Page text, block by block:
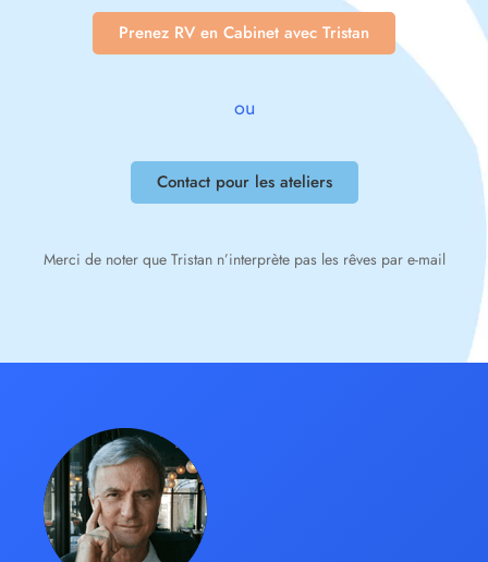
Prenez RV en Cabinet avec Tristan
ou
Contact pour les ateliers
Merci de noter que Tristan n’interprète pas les rêves par e-mail